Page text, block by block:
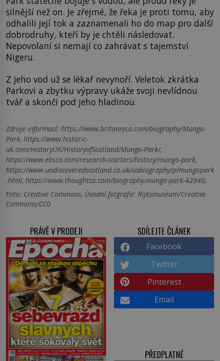
silnější než on. Je zřejmé, že řeka je proti tomu, aby
odhalili její tok a zaznamenali ho do map pro další
dobrodruhy, kteří by je chtěli následovat.
Nepovolaní si nemají co zahrávat s tajemství
Nigeru.
Z jeho vod už se lékař nevynoří. Veletok zkrátka
Parkovi a zbytku výpravy ukáže svoji nevlídnou
tvář a skončí pod jeho hladinou.
Zdroje informací: https://www.britannica.com/biography/Mungo-
Park, https://www.historic-
uk.com/HistoryUK/HistoryofScotland/Mungo-Park/,
https://www.ebsco.com/research-starters/history/mungo-park,
https://www.undiscoveredscotland.co.uk/usbiography/p/mungopark
.html, https://www.thoughtco.com/biography-mungo-park-42940,
Foto: Creative Commons, Úvodní fotgrafie: Rijksmuseum/Creative
Commons/CC0
PRÁVĚ V PRODEJI SDÍLEJTE ČLÁNEK
Facebook
Twitter
Pinterest
Email
PŘEDPLATNÉ